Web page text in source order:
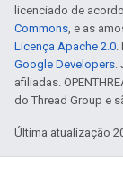
licenciado de
Commons, e as
Licença Apache 2.0.
Google Developers.
afiliadas.
do Thread Group e
Última atualização